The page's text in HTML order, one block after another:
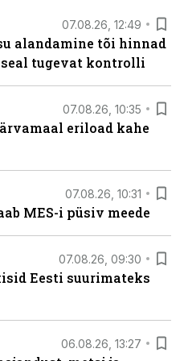
07.08.26, 12:49
alandamine tõi hinnad
tugevat kontrolli
07.08.26, 10:35
eriload kahe
07.08.26, 10:31
MES-i püsiv meede
07.08.26, 09:30
Eesti suurimateks
06.08.26, 13:27